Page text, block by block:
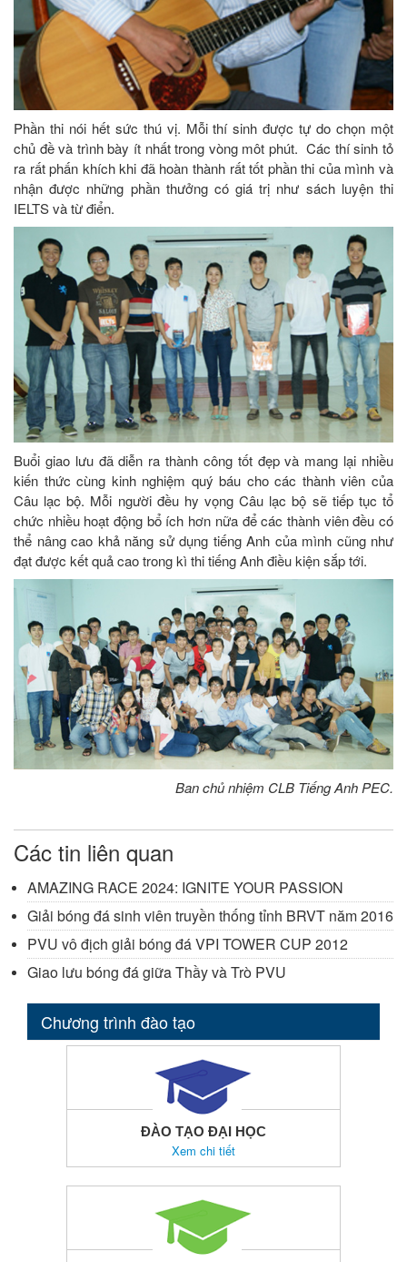
Phần thi nói hết sức thú vị. Mỗi thí sinh được tự do chọn một
chủ đề và trình bày ít nhất trong vòng môt phút. Các thí sinh tỏ
ra rất phấn khích khi đã hoàn thành rất tốt phần thi của mình và
nhận được những phần thưởng có giá trị như sách luyện thi
IELTS và từ điển.
Buổi giao lưu đã diễn ra thành công tốt đẹp và mang lại nhiều
kiến thức cùng kinh nghiệm quý báu cho các thành viên của
Câu lạc bộ. Mỗi người đều hy vọng Câu lạc bộ sẽ tiếp tục tổ
chức nhiều hoạt động bổ ích hơn nữa để các thành viên đều có
thể nâng cao khả năng sử dụng tiếng Anh của mình cũng như
đạt được kết quả cao trong kì thi tiếng Anh điều kiện sắp tới.
Ban chủ nhiệm CLB Tiếng Anh PEC.
Các tin liên quan
AMAZING RACE 2024: IGNITE YOUR PASSION
Giải bóng đá sinh viên truyền thống tỉnh BRVT năm 2016
PVU vô địch giải bóng đá VPI TOWER CUP 2012
Giao lưu bóng đá giữa Thầy và Trò PVU
Chương trình đào tạo
ĐÀO TẠO ĐẠI HỌC
Xem chi tiết